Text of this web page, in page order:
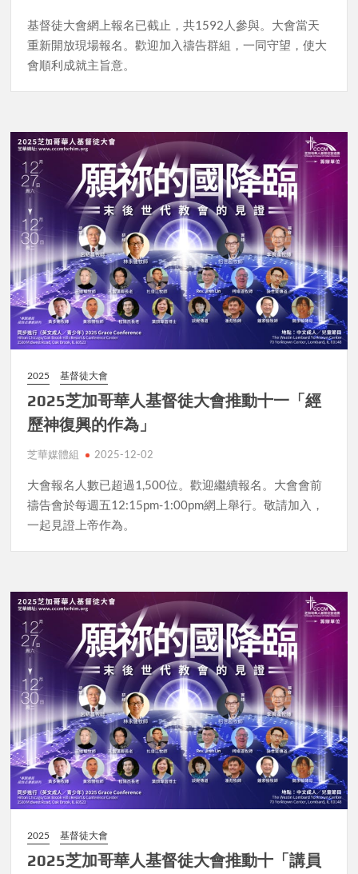
基督徒大會網上報名已截止，共1592人參與。大會當天
重新開放現場報名。歡迎加入禱告群組，一同守望，使大
會順利成就主旨意。
2025 基督徒大會
2025芝加哥華人基督徒大會推動十一「經
歷神復興的作為」
芝華媒體組 2025-12-02
大會報名人數已超過1,500位。歡迎繼續報名。大會會前
禱告會於每週五12:15pm-1:00pm網上舉行。敬請加入，
一起見證上帝作為。
2025 基督徒大會
2025芝加哥華人基督徒大會推動十「講員